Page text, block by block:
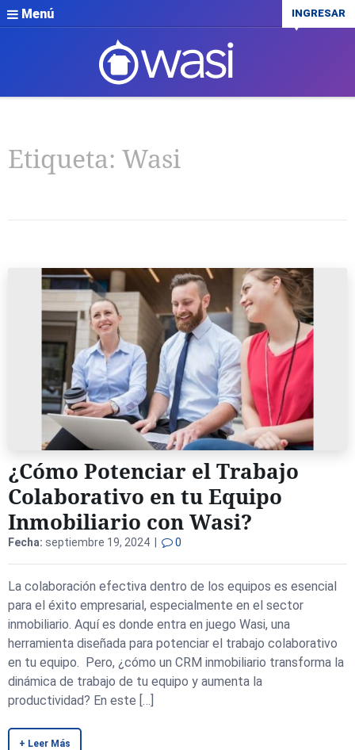
Menú INGRESAR
Etiqueta: Wasi
¿Cómo Potenciar el Trabajo
Colaborativo en tu Equipo
Inmobiliario con Wasi?
Fecha: septiembre 19, 2024 | 0
La colaboración efectiva dentro de los equipos es esencial
para el éxito empresarial, especialmente en el sector
inmobiliario. Aquí es donde entra en juego Wasi, una
herramienta diseñada para potenciar el trabajo colaborativo
en tu equipo. Pero, ¿cómo un CRM inmobiliario transforma la
dinámica de trabajo de tu equipo y aumenta la
productividad? En este […]
+ Leer Más